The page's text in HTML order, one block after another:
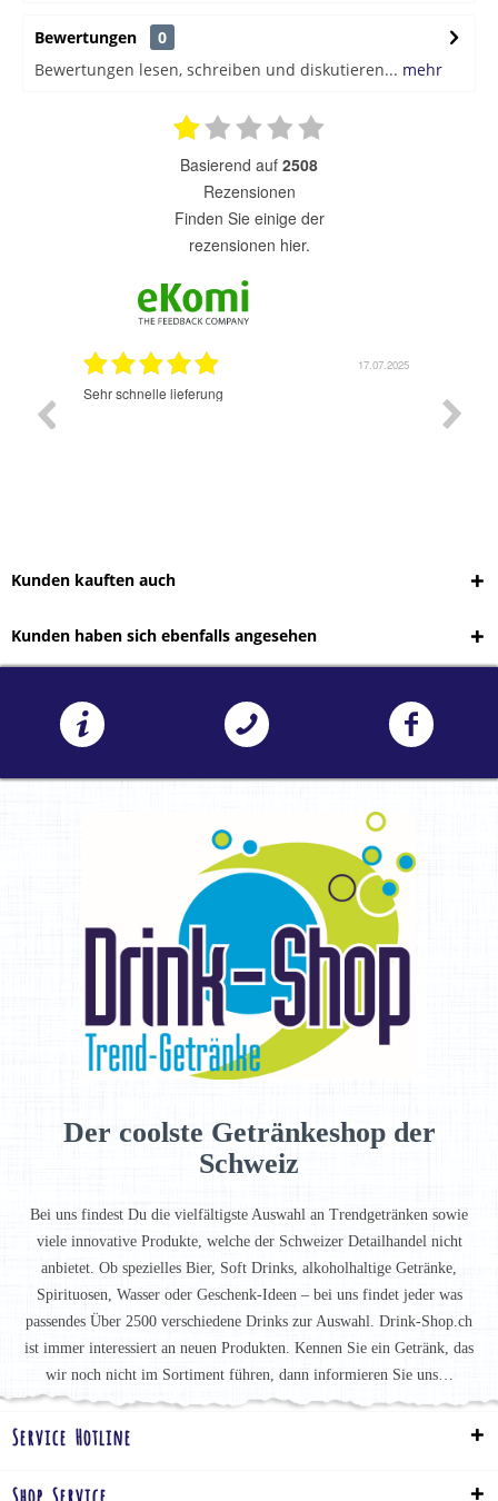
Bewertungen
0
Bewertungen lesen, schreiben und diskutieren... mehr
basierend auf 2508
Rezensionen
finden Sie einige der
rezensionen hier.
Sehr schnelle lieferung
ich wider machen.
sehr schnell und
Kunden kauften auch
Kunden haben sich ebenfalls angesehen
Der coolste Getränkeshop der
Schweiz
Bei uns findest Du die vielfältigste Auswahl an Trendgetränken sowie
viele innovative Produkte, welche der Schweizer Detailhandel nicht
anbietet. Ob spezielles Bier, Soft Drinks, alkoholhaltige Getränke,
Spirituosen, Wasser oder Geschenk-Ideen – bei uns findet jeder was
passendes Über 2500 verschiedene Drinks zur Auswahl. Drink-Shop.ch
ist immer interessiert an neuen Produkten. Kennen Sie ein Getränk, das
wir noch nicht im Sortiment führen, dann informieren Sie uns…
Service Hotline
Shop Service